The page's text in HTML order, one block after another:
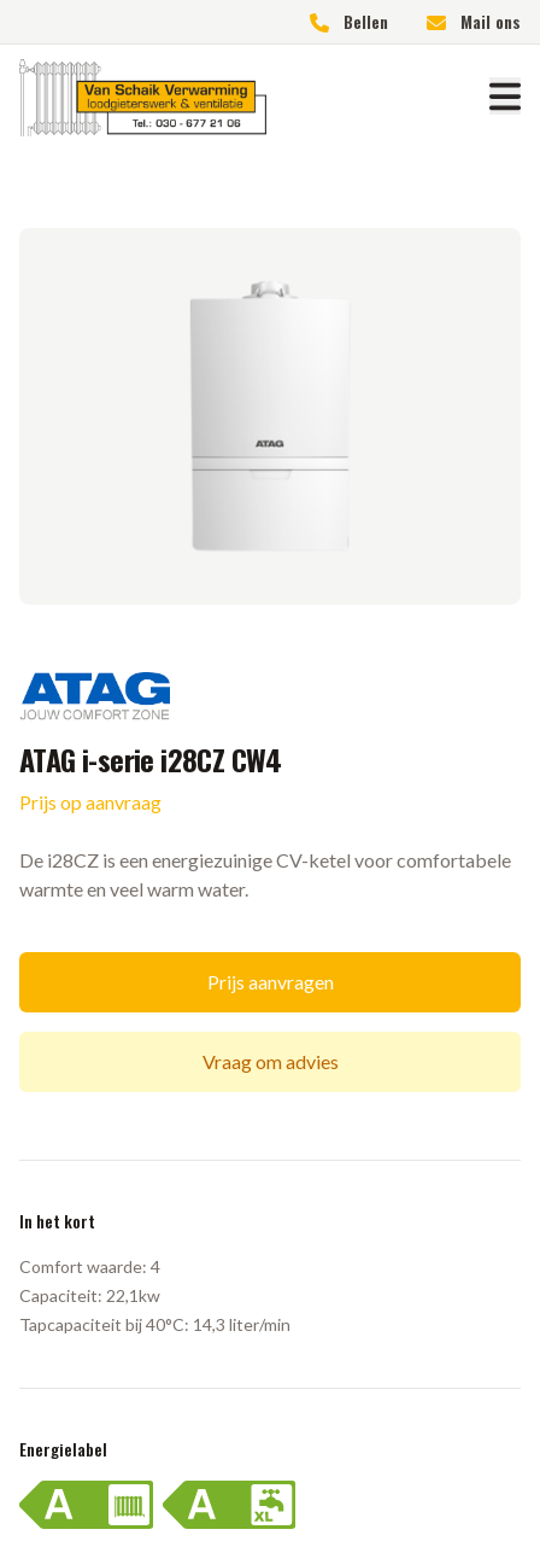
Bellen Mail ons
ATAG i-serie i28CZ CW4
Prijs op aanvraag
Merk
De i28CZ is een energiezuinige CV-ketel voor comfortabele
warmte en veel warm water.
Prijs aanvragen
Vraag om advies
In het kort
Comfort waarde: 4
Capaciteit: 22,1kw
Tapcapaciteit bij 40°C: 14,3 liter/min
Energielabel